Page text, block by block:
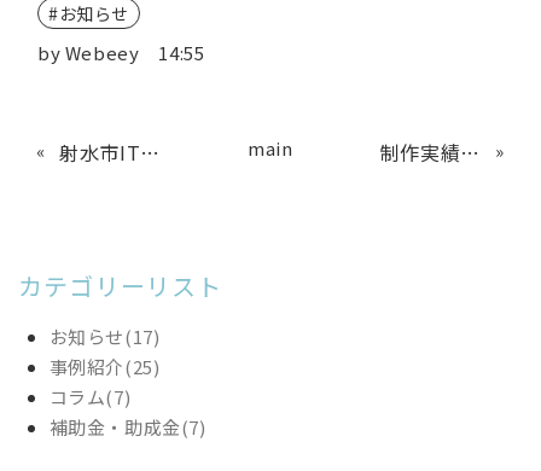
お知らせ
byWebeey 14:55
« 射水市IT活用支援事業補助金のご案内 main 制作実績を更新しました。 »
カテゴリーリスト
お知らせ(17)
事例紹介(25)
コラム(7)
補助金・助成金(7)